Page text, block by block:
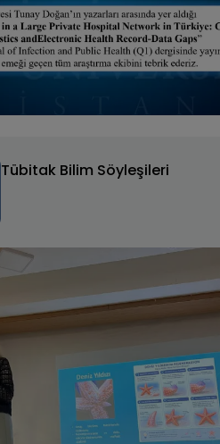
Tübitak Bilim Söyleşileri